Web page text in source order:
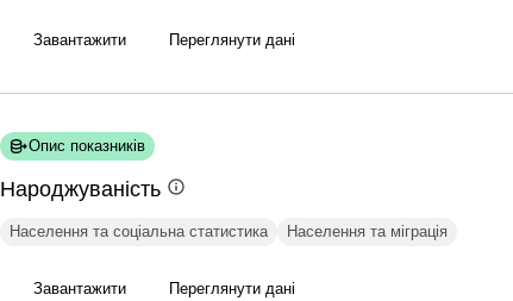
Завантажити Переглянути дані
Опис показників
Народжуваність
Населення та соціальна статистика Населення та міграція
Завантажити Переглянути дані